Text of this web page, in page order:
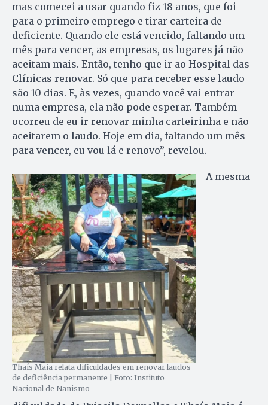
mas comecei a usar quando fiz 18 anos, que foi
para o primeiro emprego e tirar carteira de
deficiente. Quando ele está vencido, faltando um
mês para vencer, as empresas, os lugares já não
aceitam mais. Então, tenho que ir ao Hospital das
Clínicas renovar. Só que para receber esse laudo
são 10 dias. E, às vezes, quando você vai entrar
numa empresa, ela não pode esperar. Também
ocorreu de eu ir renovar minha carteirinha e não
aceitarem o laudo. Hoje em dia, faltando um mês
para vencer, eu vou lá e renovo”, revelou.
Thaís Maia relata dificuldades em renovar laudos
de deficiência permanente | Foto: Instituto
Nacional de Nanismo
A mesma